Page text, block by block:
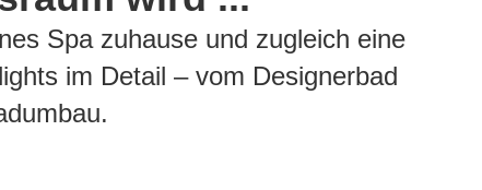
Spa zuhause und zugleich eine
im Detail – vom Designerbad